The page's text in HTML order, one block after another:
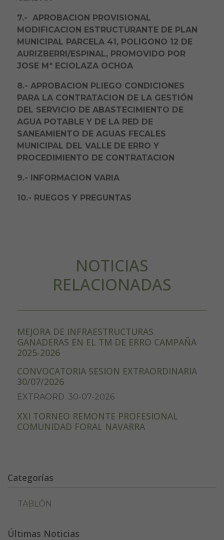
7.- APROBACION PROVISIONAL
MODIFICACION ESTRUCTURANTE DE PLAN
MUNICIPAL PARCELA 41, POLIGONO 12 DE
AURIZBERRI/ESPINAL, PROMOVIDO POR
JOSE Mª ECIOLAZA OCHOA
8.- APROBACION PLIEGO CONDICIONES
PARA LA CONTRATACION DE LA GESTIÓN
DEL SERVICIO DE ABASTECIMIENTO DE
AGUA POTABLE Y DE LA RED DE
SANEAMIENTO DE AGUAS FECALES
MUNICIPAL DEL VALLE DE ERRO Y
PROCEDIMIENTO DE CONTRATACION
9.- INFORMACION VARIA
10.- RUEGOS Y PREGUNTAS
NOTICIAS
RELACIONADAS
MEJORA DE INFRAESTRUCTURAS
GANADERAS EN EL TM DE ERRO CAMPAÑA
2025-2026
CONVOCATORIA SESION EXTRAORDINARIA
30/07/2026
EXTRAORD. 30-07-2026
XXI TORNEO REMONTE PROFESIONAL
COMUNIDAD FORAL NAVARRA
Categorías
TABLÓN
Últimas Noticias